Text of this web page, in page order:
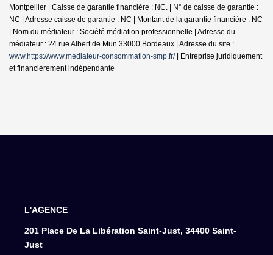
Montpellier | Caisse de garantie financière : NC. | N° de caisse de garantie :
NC | Adresse caisse de garantie : NC | Montant de la garantie financière : NC
| Nom du médiateur : Société médiation professionnelle | Adresse du
médiateur : 24 rue Albert de Mun 33000 Bordeaux | Adresse du site :
www.https://www.mediateur-consommation-smp.fr/| Entreprise juridiquement
et financièrement indépendante
L'AGENCE
201 Place De La Libération Saint-Just, 34400 Saint-
Just